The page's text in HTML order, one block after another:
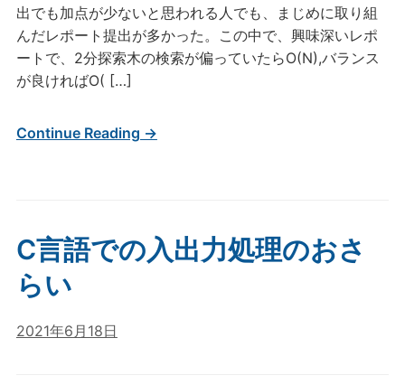
出でも加点が少ないと思われる人でも、まじめに取り組
んだレポート提出が多かった。この中で、興味深いレポ
ートで、2分探索木の検索が偏っていたらO(N),バランス
が良ければO( […]
Continue Reading →
C言語での入出力処理のおさ
らい
2021年6月18日